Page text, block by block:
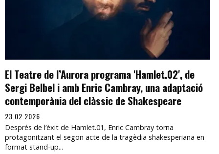
El Teatre de l’Aurora programa 'Hamlet.02', de
Sergi Belbel i amb Enric Cambray, una adaptació
contemporània del clàssic de Shakespeare
23.02.2026
Després de l’èxit de Hamlet.01, Enric Cambray torna
protagonitzant el segon acte de la tragèdia shakesperiana en
format stand-up...